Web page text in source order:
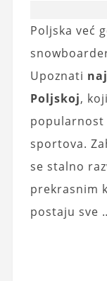
Poljska već
Upoznati
Poljskoj,
popularnost
sportova.
se stalno
prekrasnim
postaju sve